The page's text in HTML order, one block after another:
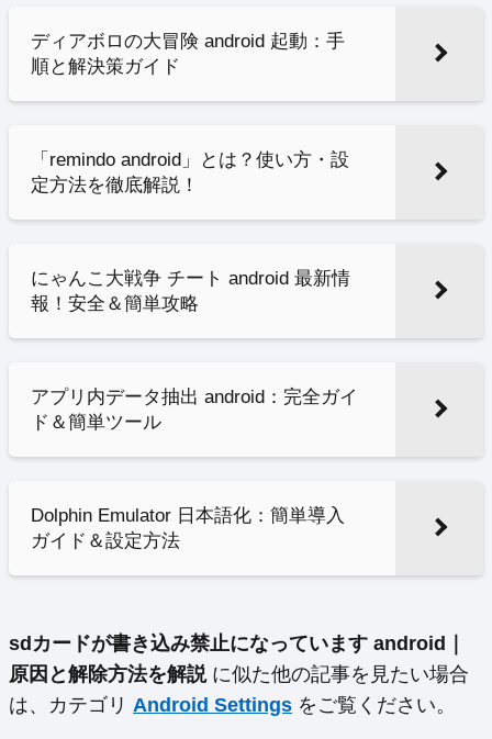
ディアボロの大冒険 android 起動：手
順と解決策ガイド
「remindo android」とは？使い方・設
定方法を徹底解説！
にゃんこ大戦争 チート android 最新情
報！安全＆簡単攻略
アプリ内データ抽出 android：完全ガイ
ド＆簡単ツール
Dolphin Emulator 日本語化：簡単導入
ガイド＆設定方法
sdカードが書き込み禁止になっています android｜
原因と解除方法を解説に似た他の記事を見たい場合
は、カテゴリ Android Settings をご覧ください。